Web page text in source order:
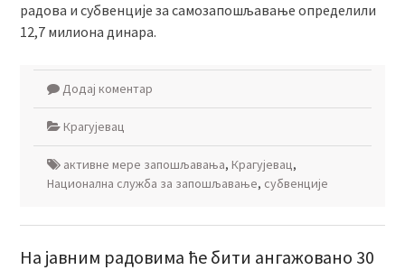
радова и субвенције за самозапошљавање определили
12,7 милиона динара.
Додај коментар
Крагујевац
активне мере запошљавања, Крагујевац,
Национална служба за запошљавање, субвенције
На јавним радовима ће бити ангажовано 30